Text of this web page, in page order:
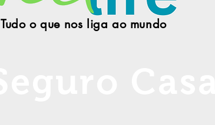
Tudo o que nos liga ao mundo